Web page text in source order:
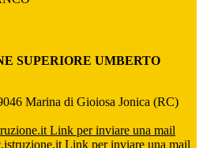
SUPERIORE UMBERTO
Marina di Gioiosa Jonica (RC)
Link per inviare una mail
Link per inviare una mail